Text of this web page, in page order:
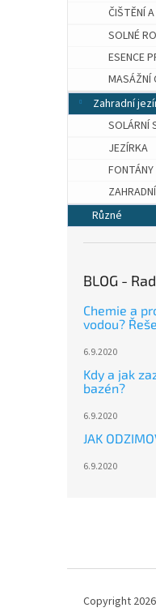
ČIŠTĚNÍ
SOLNÉ
ESENCE
MASÁŽNÍ
Zahradní
SOLÁRNÍ
JEZÍRKA
FONTÁNY
Různé
BLOG -
Chemie a
vodou?
6.9.2020
Kdy a jak
bazén?
6.9.2020
JAK
6.9.2020
Copyright 2026